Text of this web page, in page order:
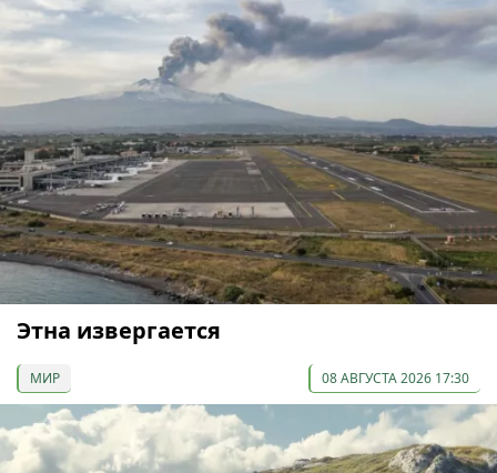
Этна извергается
МИР 08 АВГУСТА 2026 17:30